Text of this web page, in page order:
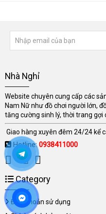
Nhà Nghỉ
Website chuyên cung cấp các
Nam Nữ như đồ chơi người lớn,
tăng cường sinh lý, thời trang gợi
Giao hàng xuyên đêm 24/24 kể
Hotline:0938411000
Category
Điều khoản sử dụng